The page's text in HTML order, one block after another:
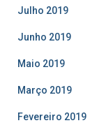
Julho 2019
Junho 2019
Maio 2019
Março 2019
Fevereiro 2019